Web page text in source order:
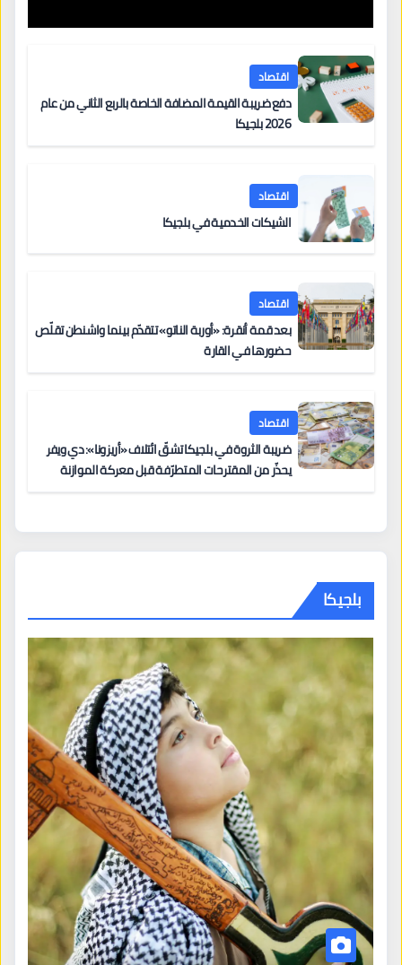
اقتصاد
دفع ضريبة القيمة المضافة الخاصة بالربع الثاني من عام
2026 بلجيكا
اقتصاد
الشيكات الخدمية في بلجيكا
اقتصاد
بعد قمة أنقرة: «أوربة الناتو» تتقدّم بينما واشنطن تقلّص
حضورها في القارة
اقتصاد
ضريبة الثروة في بلجيكا تشقّ ائتلاف «أريزونا»: دي ويفر
يحذّر من المقترحات المتطرّفة قبل معركة الموازنة
بلجيكا